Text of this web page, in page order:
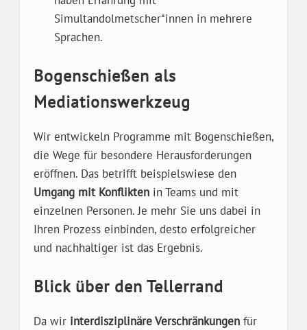
Simultandolmetscher*innen in mehrere
Sprachen.
Bogenschießen als
Mediationswerkzeug
Wir entwickeln Programme mit Bogenschießen,
die Wege für besondere Herausforderungen
eröffnen. Das betrifft beispielswiese den
Umgang mit Konfliktenin Teams und mit
einzelnen Personen. Je mehr Sie uns dabei in
Ihren Prozess einbinden, desto erfolgreicher
und nachhaltiger ist das Ergebnis.
Blick über den Tellerrand
Da wir interdisziplinäre Verschränkungenfür